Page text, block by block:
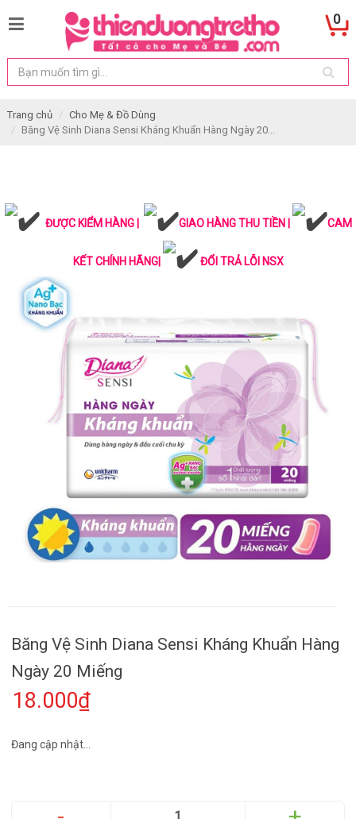
0
Trang chủ
Cho Mẹ & Đồ Dùng
Băng Vệ Sinh Diana Sensi Kháng Khuẩn Hàng Ngày 20...
ĐƯỢC KIỂM HÀNG | GIAO HÀNG THU TIỀN | CAM
KẾT CHÍNH HÃNG| ĐỔI TRẢ LỖI NSX
Băng Vệ Sinh Diana Sensi Kháng Khuẩn Hàng
Ngày 20 Miếng
18.000₫
Đang cập nhật...